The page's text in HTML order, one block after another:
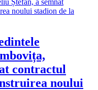
contractul
noului